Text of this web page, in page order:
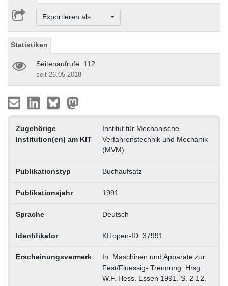
Exportieren als ...
Statistiken
Seitenaufrufe: 112
seit 26.05.2018
Zugehörige
Institution(en) am KIT
Institut für Mechanische
Verfahrenstechnik und Mechanik
(MVM)
Publikationstyp Buchaufsatz
Publikationsjahr 1991
Sprache Deutsch
Identifikator KITopen-ID: 37991
Erscheinungsvermerk
In: Maschinen und Apparate zur
Fest/Fluessig- Trennung. Hrsg.:
W.F. Hess. Essen 1991. S. 2-12.